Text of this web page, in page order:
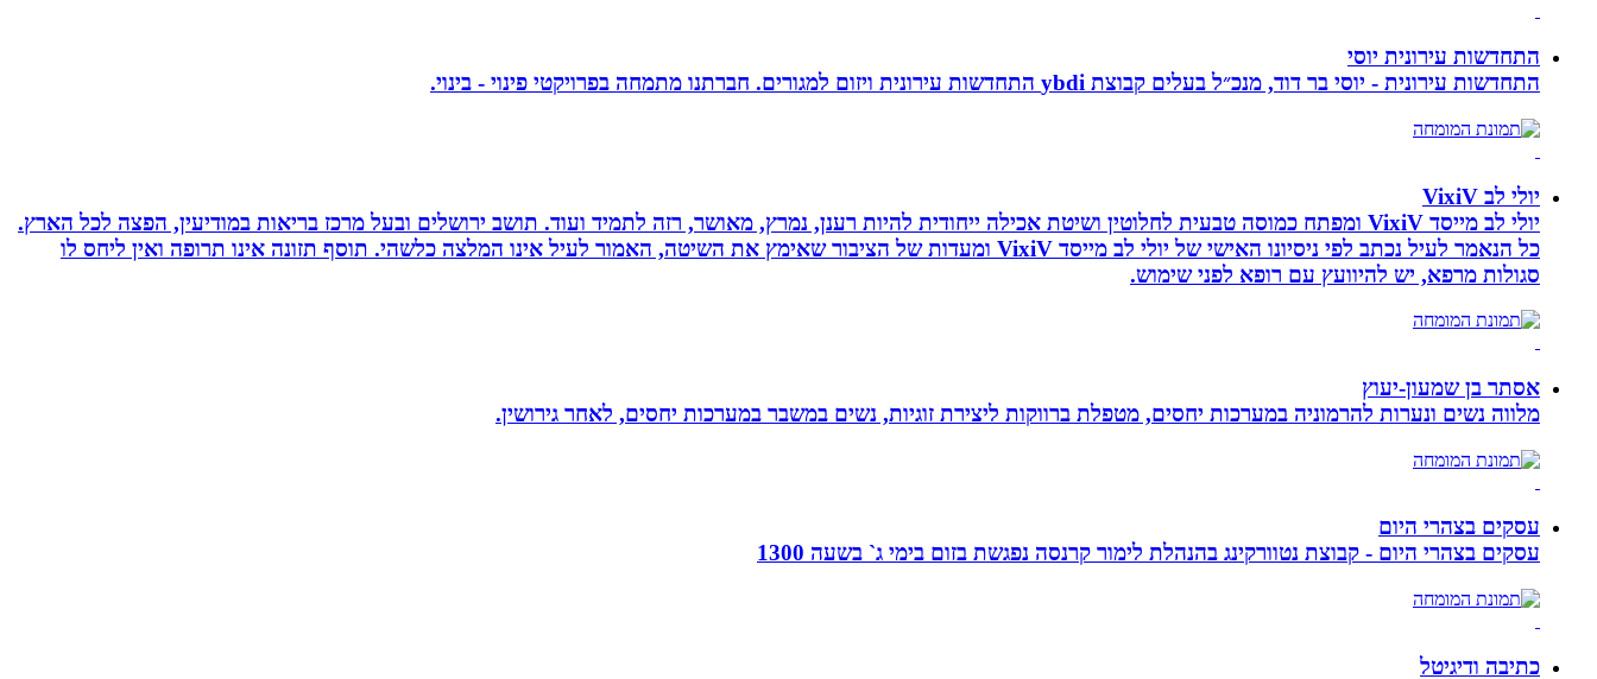
התחדשות עירונית יוסי
התחדשות עירונית - יוסי בר דוד, מנכ״ל בעלים קבוצת ybdi התחדשות עירונית ויזום למגורים. חברתנו מתמחה בפרויקטי פינוי - בינוי.
יולי לב VixiV
יולי לב מייסד VixiV ומפתח כמוסה טבעית לחלוטין ושיטת אכילה ייחודית להיות רענן, נמרץ, מאושר, רזה לתמיד ועוד. תושב ירושלים ובעל מרכז בריאות במודיעין, הפצה לכל הארץ.
כל הנאמר לעיל נכתב לפי ניסיונו האישי של יולי לב מייסד VixiV ומעדות של הציבור שאימץ את השיטה, האמור לעיל אינו המלצה כלשהי. תוסף תזונה אינו תרופה ואין ליחס לו
סגולות מרפא, יש להיוועץ עם רופא לפני שימוש.
אסתר בן שמעון-יעוץ
מלווה נשים ונערות להרמוניה במערכות יחסים, מטפלת ברווקות ליצירת זוגיות, נשים במשבר במערכות יחסים, לאחר גירושין.
עסקים בצהרי היום
עסקים בצהרי היום - קבוצת נטוורקינג בהנהלת לימור קרנסה נפגשת בזום בימי ג` בשעה 1300
כתיבה ודיגיטל